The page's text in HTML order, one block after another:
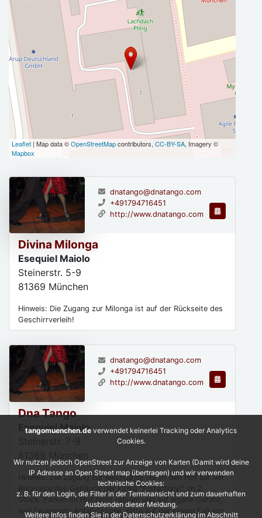
Leaflet | Map data ©OpenStreetMapcontributors, CC-BY-SA, Imagery ©
Mapbox
Divina Milonga
Esequiel Maiolo
Steinerstr. 5-9
81369 München
Hinweis: Die Zugang zur Milonga ist auf der Rückseite des
Geschirrverleih!
dnatango@dnatango.com
+491794716451
http://www.dnatango.com
Dna Tango
Esequiel Maiolo
Hinweis: Die Zugang zur Milonga ist durch den Hof auf der
Rückseite des Gebäude der Firma "Eisfactory!" im 2.
Stock. Parken im Hof nicht ratsam und auf eigene Gefahr,
weil Feuerwehr-Anfahrtszone. Bitte auf gar keinen Fall vor
dnatango@dnatango.com
+491794716451
http://www.dnatango.com
tangomuenchen.de verwendet keinerlei Tracking oder Analytics
Cookies.
Wir nutzen jedoch OpenStreet zur Anzeige von Karten (Damit wird deine
IP Adresse an Open Street map übertragen) und wir verwenden
technische Cookies:
z. B. für den Login, die Filter in der Terminansicht und zum dauerhaften
Ausblenden dieser Meldung.
Weitere Infos finden Sie in der Datenschutzerklärung im Abschnitt